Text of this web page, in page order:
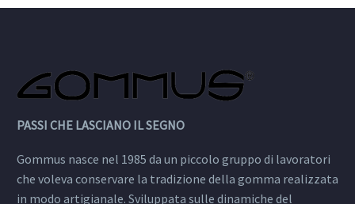
PASSI CHE LASCIANO IL SEGNO
Gommus nasce nel 1985 da un piccolo gruppo di lavoratori
che voleva conservare la tradizione della gomma realizzata
in modo artigianale. Sviluppata sulle dinamiche del